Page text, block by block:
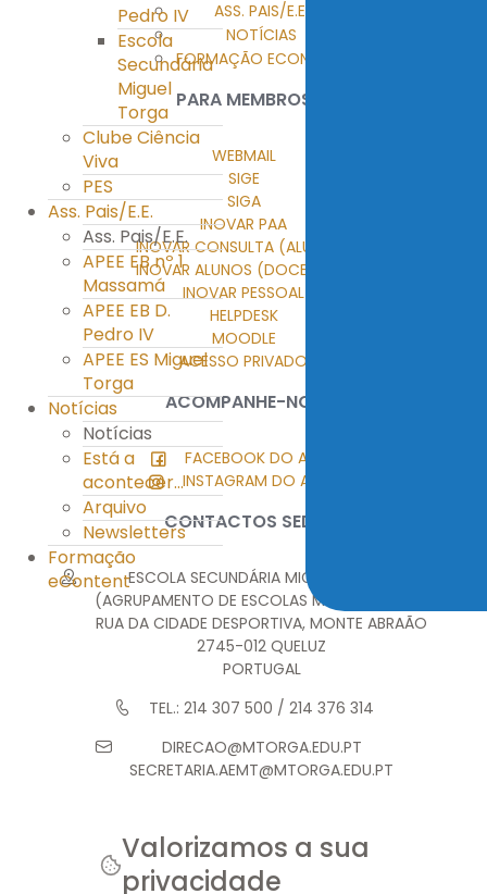
Pedro IV
Escola
Secundária
Miguel
Torga
Clube Ciência
Viva
PES
Ass. Pais/E.E.
Ass. Pais/E.E.
APEE EB nº 1
Massamá
APEE EB D.
Pedro IV
APEE ES Miguel
Torga
Notícias
Notícias
Está a
acontecer...
Arquivo
Newsletters
Formação
eContent
ASS. PAIS/E.E.
NOTÍCIAS
FORMAÇÃO ECONTENT
PARA MEMBROS
WEBMAIL
SIGE
SIGA
INOVAR PAA
INOVAR CONSULTA (ALUNOS)
INOVAR ALUNOS (DOCENTES)
INOVAR PESSOAL
HELPDESK
MOODLE
ACESSO PRIVADO
ACOMPANHE-NOS
FACEBOOK DO AEMT
INSTAGRAM DO AEMT
CONTACTOS SEDE
ESCOLA SECUNDÁRIA MIGUEL TORGA
(AGRUPAMENTO DE ESCOLAS MIGUEL TORGA)
RUA DA CIDADE DESPORTIVA, MONTE ABRAÃO
2745-012 QUELUZ
PORTUGAL
TEL.: 214 307 500 / 214 376 314
DIRECAO@MTORGA.EDU.PT
SECRETARIA.AEMT@MTORGA.EDU.PT
© 2026 AEMT. TODOS OS DIREITOS RESERVADOS.
Valorizamos a sua
privacidade